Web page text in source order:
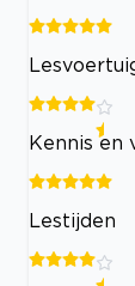
Kennis en
Lestijden